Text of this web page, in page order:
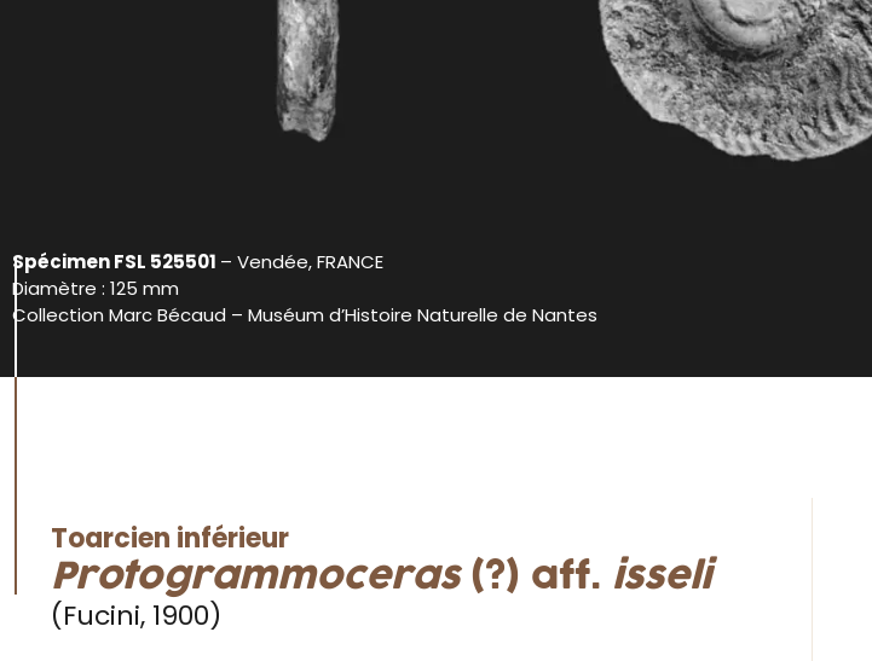
Spécimen FSL 525501 – Vendée, FRANCE
Diamètre : 125 mm
Collection Marc Bécaud – Muséum d’Histoire Naturelle de Nantes
Toarcien inférieur
Protogrammoceras(?) aff. isseli
(Fucini, 1900)